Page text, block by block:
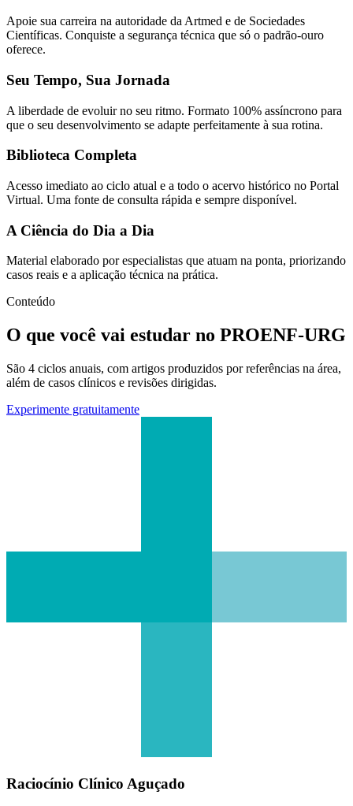
Apoie sua carreira na autoridade da Artmed e de Sociedades
Científicas. Conquiste a segurança técnica que só o padrão-ouro
oferece.
Seu Tempo, Sua Jornada
A liberdade de evoluir no seu ritmo. Formato 100% assíncrono para
que o seu desenvolvimento se adapte perfeitamente à sua rotina.
Biblioteca Completa
Acesso imediato ao ciclo atual e a todo o acervo histórico no Portal
Virtual. Uma fonte de consulta rápida e sempre disponível.
A Ciência do Dia a Dia
Material elaborado por especialistas que atuam na ponta, priorizando
casos reais e a aplicação técnica na prática.
Conteúdo
O que você vai estudar no PROENF-URG
São 4 ciclos anuais, com artigos produzidos por referências na área,
além de casos clínicos e revisões dirigidas.
Experimente gratuitamente
Raciocínio Clínico Aguçado